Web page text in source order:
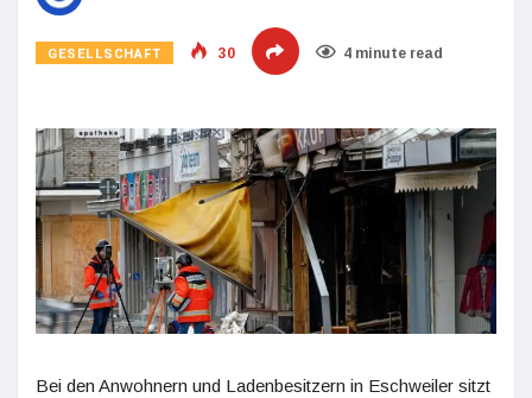
GESELLSCHAFT 30 4 minute read
Bei den Anwohnern und Ladenbesitzern in Eschweiler sitzt